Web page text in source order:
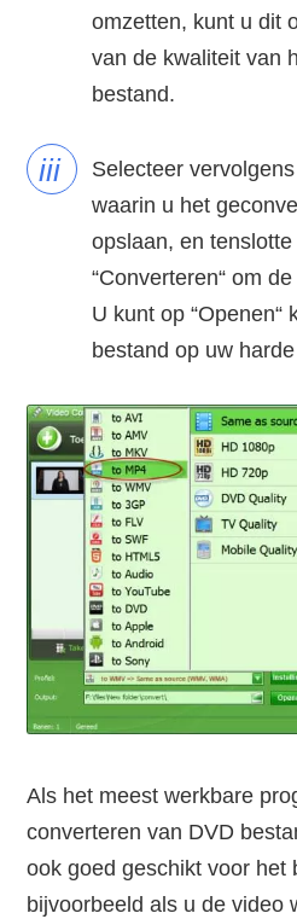
omzetten, kunt u dit
van de kwaliteit van
bestand.
iii
Selecteer
waarin u het
opslaan, en
“Converteren“ om
U kunt op “Openen“
bestand op uw
Als het meest werkbare
converteren van DVD
ook goed geschikt voor het
bijvoorbeeld als u de video